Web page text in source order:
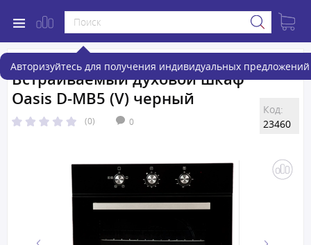
Авторизуйтесь для получения индивидуальных предложений
Встраиваемый духовой шкаф
Oasis D-MB5 (V) черный
(0) 0
Код:
23460